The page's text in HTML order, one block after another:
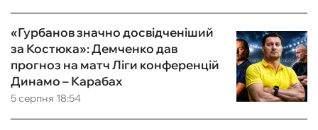
5 серпня 18:54
«Гурбанов значно досвідченіший
за Костюка»: Демченко дав
прогноз на матч Ліги конференцій
Динамо – Карабах